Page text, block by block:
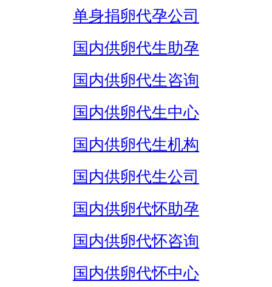
单身捐卵代孕公司
国内供卵代生助孕
国内供卵代生咨询
国内供卵代生中心
国内供卵代生机构
国内供卵代生公司
国内供卵代怀助孕
国内供卵代怀咨询
国内供卵代怀中心